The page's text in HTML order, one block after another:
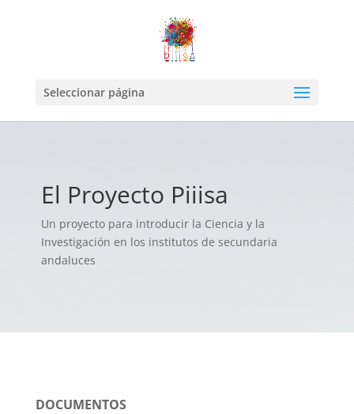
Seleccionar página
El Proyecto Piiisa
Un proyecto para introducir la Ciencia y la
Investigación en los institutos de secundaria
andaluces
DOCUMENTOS